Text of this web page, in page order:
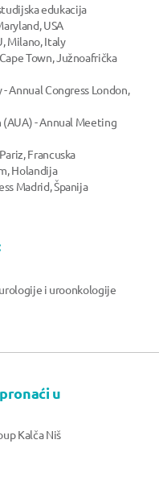
edukacija
USA
Milano, Italy
Town, Južnoafrička
Annual Congress London,
- Annual Meeting
Francuska
Holandija
Madrid, Španija
i uroonkologije
u
Kalča Niš